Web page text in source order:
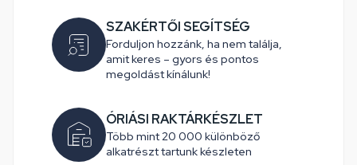
SZAKÉRTŐI SEGÍTSÉG
Forduljon hozzánk, ha nem találja,
amit keres – gyors és pontos
megoldást kínálunk!
ÓRIÁSI RAKTÁRKÉSZLET
Több mint 20 000 különböző
alkatrészt tartunk készleten